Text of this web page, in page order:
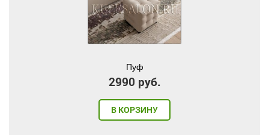
Пуф
2990 руб.
В КОРЗИНУ